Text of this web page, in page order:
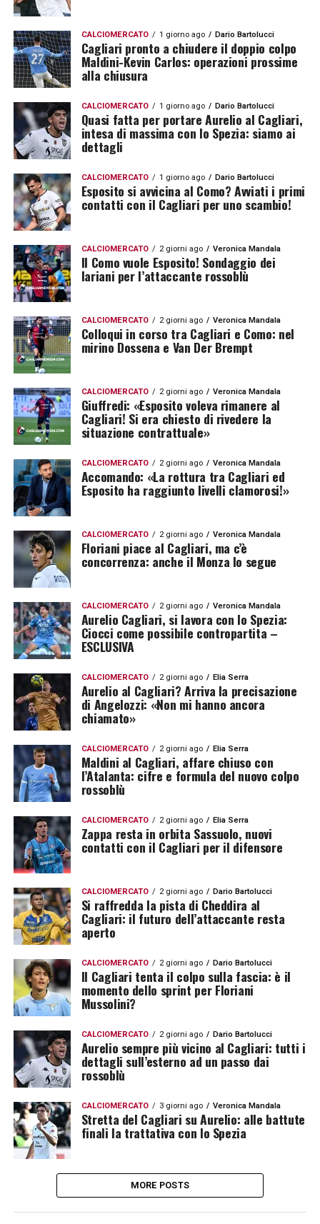
CALCIOMERCATO 1 giorno ago Dario Bartolucci
Cagliari pronto a chiudere il doppio colpo
Maldini-Kevin Carlos: operazioni prossime
alla chiusura
CALCIOMERCATO 1 giorno ago Dario Bartolucci
Quasi fatta per portare Aurelio al Cagliari,
intesa di massima con lo Spezia: siamo ai
dettagli
CALCIOMERCATO 1 giorno ago Dario Bartolucci
Esposito si avvicina al Como? Avviati i primi
contatti con il Cagliari per uno scambio!
CALCIOMERCATO 2 giorni ago Veronica Mandala
Il Como vuole Esposito! Sondaggio dei
lariani per l’attaccante rossoblù
CALCIOMERCATO 2 giorni ago Veronica Mandala
Colloqui in corso tra Cagliari e Como: nel
mirino Dossena e Van Der Brempt
CALCIOMERCATO 2 giorni ago Veronica Mandala
Giuffredi: «Esposito voleva rimanere al
Cagliari! Si era chiesto di rivedere la
situazione contrattuale»
CALCIOMERCATO 2 giorni ago Veronica Mandala
Accomando: «La rottura tra Cagliari ed
Esposito ha raggiunto livelli clamorosi!»
CALCIOMERCATO 2 giorni ago Veronica Mandala
Floriani piace al Cagliari, ma c’è
concorrenza: anche il Monza lo segue
CALCIOMERCATO 2 giorni ago Veronica Mandala
Aurelio Cagliari, si lavora con lo Spezia:
Ciocci come possibile contropartita –
ESCLUSIVA
CALCIOMERCATO 2 giorni ago Elia Serra
Aurelio al Cagliari? Arriva la precisazione
di Angelozzi: «Non mi hanno ancora
chiamato»
CALCIOMERCATO 2 giorni ago Elia Serra
Maldini al Cagliari, affare chiuso con
l’Atalanta: cifre e formula del nuovo colpo
rossoblù
CALCIOMERCATO 2 giorni ago Elia Serra
Zappa resta in orbita Sassuolo, nuovi
contatti con il Cagliari per il difensore
CALCIOMERCATO 2 giorni ago Dario Bartolucci
Si raffredda la pista di Cheddira al
Cagliari: il futuro dell’attaccante resta
aperto
CALCIOMERCATO 2 giorni ago Dario Bartolucci
Il Cagliari tenta il colpo sulla fascia: è il
momento dello sprint per Floriani
Mussolini?
CALCIOMERCATO 2 giorni ago Dario Bartolucci
Aurelio sempre più vicino al Cagliari: tutti i
dettagli sull’esterno ad un passo dai
rossoblù
CALCIOMERCATO 3 giorni ago Veronica Mandala
Stretta del Cagliari su Aurelio: alle battute
finali la trattativa con lo Spezia
MORE POSTS